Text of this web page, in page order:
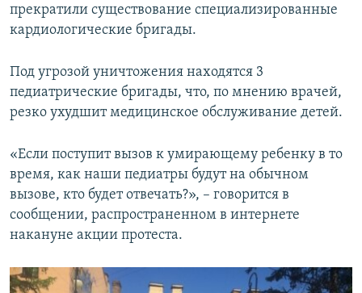
прекратили существование специализированные
кардиологические бригады.
Под угрозой уничтожения находятся 3
педиатрические бригады, что, по мнению врачей,
резко ухудшит медицинское обслуживание детей.
«Если поступит вызов к умирающему ребенку в то
время, как наши педиатры будут на обычном
вызове, кто будет отвечать?», – говорится в
сообщении, распространенном в интернете
накануне акции протеста.